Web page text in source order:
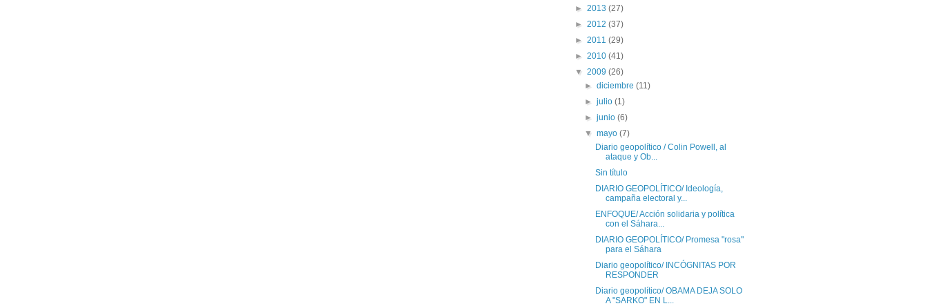
► 2013 (27)
► 2012 (37)
► 2011 (29)
► 2010 (41)
▼ 2009 (26)
►diciembre(11)
►julio(1)
►junio(6)
▼mayo(7)
Diario geopolítico / Colin Powell, al
ataque y Ob...
Sin título
DIARIO GEOPOLÍTICO/ Ideología,
campaña electoral y...
ENFOQUE/ Acción solidaria y política
con el Sáhara...
DIARIO GEOPOLÍTICO/ Promesa "rosa"
para el Sáhara
Diario geopolítico/ INCÓGNITAS POR
RESPONDER
Diario geopolítico/ OBAMA DEJA SOLO
A "SARKO" EN L...